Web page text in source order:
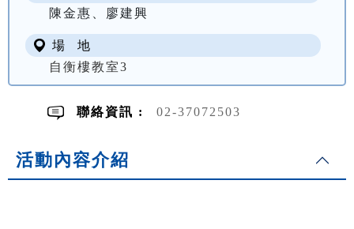
陳金惠、廖建興
場 地
自衡樓教室3
聯絡資訊 : 02-37072503
活動內容介紹